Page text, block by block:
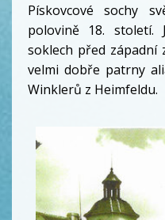
Pískovcové sochy
polovině 18. století.
soklech před západní
velmi dobře patrny
Winklerů z Heimfeldu.